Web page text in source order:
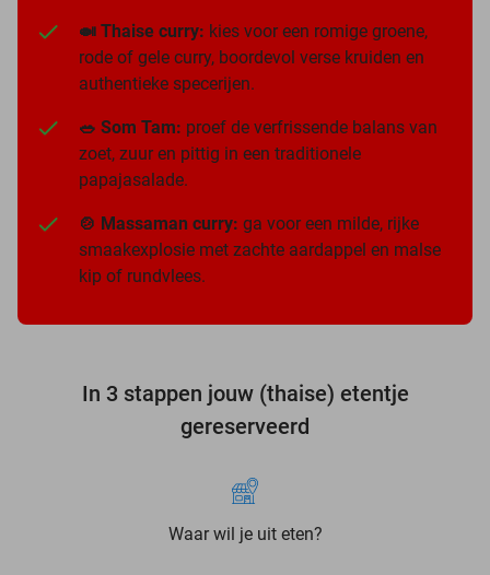
🍛 Thaise curry: kies voor een romige groene,
rode of gele curry, boordevol verse kruiden en
authentieke specerijen.
🥗 Som Tam: proef de verfrissende balans van
zoet, zuur en pittig in een traditionele
papajasalade.
🍲 Massaman curry: ga voor een milde, rijke
smaakexplosie met zachte aardappel en malse
kip of rundvlees.
In 3 stappen jouw (thaise) etentje
gereserveerd
Waar wil je uit eten?